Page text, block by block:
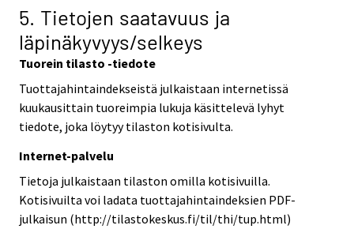
5. Tietojen saatavuus ja
läpinäkyvyys/selkeys
Tuorein tilasto -tiedote
Tuottajahintaindekseistä julkaistaan internetissä
kuukausittain tuoreimpia lukuja käsittelevä lyhyt
tiedote, joka löytyy tilaston kotisivulta.
Internet-palvelu
Tietoja julkaistaan tilaston omilla kotisivuilla.
Kotisivuilta voi ladata tuottajahintaindeksien PDF-
julkaisun (http://tilastokeskus.fi/til/thi/tup.html)